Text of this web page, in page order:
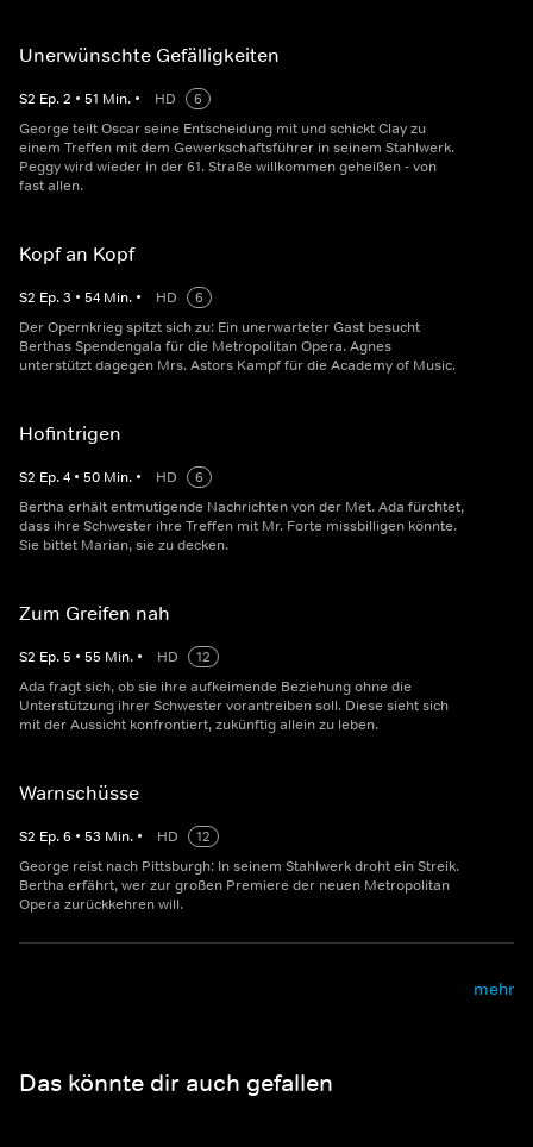
Unerwünschte Gefälligkeiten
S2 Ep.2 • 51 Min. • HD
6
George teilt Oscar seine Entscheidung mit und schickt Clay zu
einem Treffen mit dem Gewerkschaftsführer in seinem Stahlwerk.
Peggy wird wieder in der 61. Straße willkommen geheißen - von
fast allen.
Kopf an Kopf
S2 Ep.3 • 54 Min. • HD
6
Der Opernkrieg spitzt sich zu: Ein unerwarteter Gast besucht
Berthas Spendengala für die Metropolitan Opera. Agnes
unterstützt dagegen Mrs. Astors Kampf für die Academy of Music.
Hofintrigen
S2 Ep.4 • 50 Min. • HD
6
Bertha erhält entmutigende Nachrichten von der Met. Ada fürchtet,
dass ihre Schwester ihre Treffen mit Mr. Forte missbilligen könnte.
Sie bittet Marian, sie zu decken.
Zum Greifen nah
S2 Ep.5 • 55 Min. • HD
12
Ada fragt sich, ob sie ihre aufkeimende Beziehung ohne die
Unterstützung ihrer Schwester vorantreiben soll. Diese sieht sich
mit der Aussicht konfrontiert, zukünftig allein zu leben.
Warnschüsse
S2 Ep.6 • 53 Min. • HD
12
George reist nach Pittsburgh: In seinem Stahlwerk droht ein Streik.
Bertha erfährt, wer zur großen Premiere der neuen Metropolitan
Opera zurückkehren will.
mehr
Das könnte dir auch gefallen